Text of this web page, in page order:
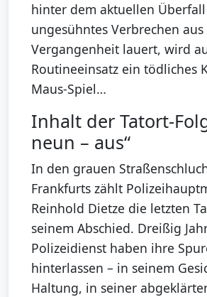
hinter dem aktuellen
ungesühntes Verbrechen
Vergangenheit lauert, wird
Routineeinsatz ein tödliches
Maus-Spiel…
Inhalt der Tatort-
neun – aus“
In den grauen
Frankfurts zählt
Reinhold Dietze die letzten
seinem Abschied. Dreißig
Polizeidienst haben ihre
hinterlassen – in seinem
Haltung, in seiner